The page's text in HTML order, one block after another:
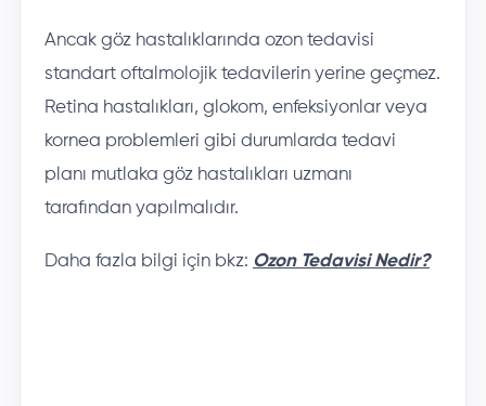
Ancak göz hastalıklarında ozon tedavisi
standart oftalmolojik tedavilerin yerine geçmez.
Retina hastalıkları, glokom, enfeksiyonlar veya
kornea problemleri gibi durumlarda tedavi
planı mutlaka göz hastalıkları uzmanı
tarafından yapılmalıdır.
Daha fazla bilgi için bkz: Ozon Tedavisi Nedir?